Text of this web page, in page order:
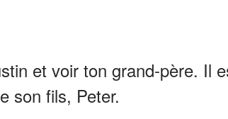
et voir ton grand-père. Il
son fils, Peter.